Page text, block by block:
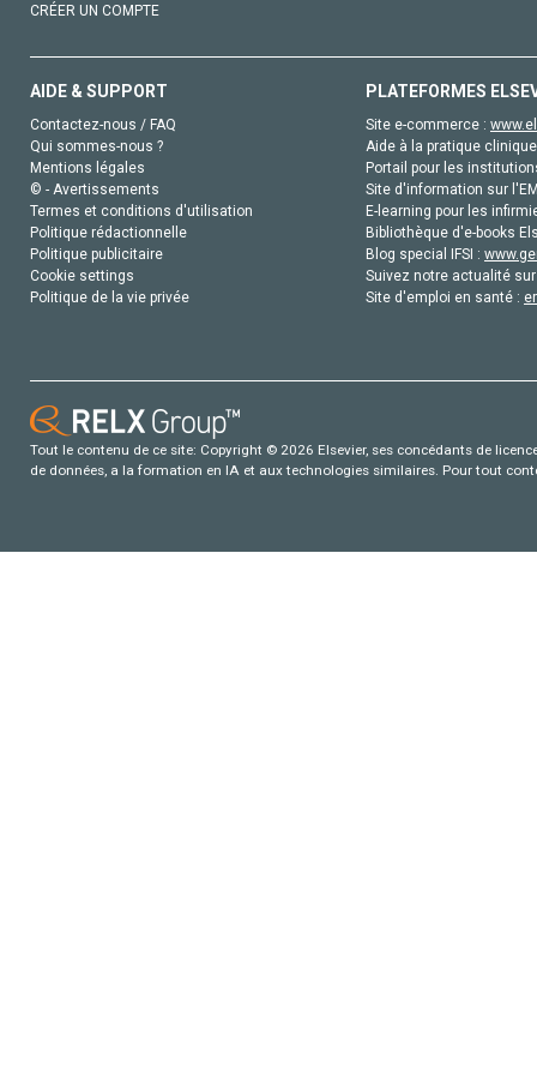
CRÉER UN COMPTE
AIDE & SUPPORT
Contactez-nous / FAQ
Qui sommes-nous ?
Mentions légales
© - Avertissements
Termes et conditions d'utilisation
Politique rédactionnelle
Politique publicitaire
Cookie settings
Politique de la vie privée
PLATEFORMES
Site e-commerce :
Aide à la pratique
Portail pour les
Site d'information sur
E-learning pour les
Bibliothèque d'e-books
Blog special IFSI :
Suivez notre actualité
Site d'emploi en santé :
Tout le contenu de ce site: Copyright © 2026 Elsevier, ses concédants de
de données, a la formation en IA et aux technologies similaires. Pour tout